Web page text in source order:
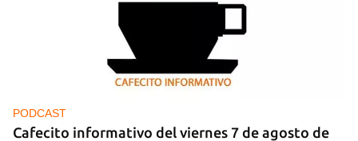
PODCAST
Cafecito informativo del viernes 7 de agosto de